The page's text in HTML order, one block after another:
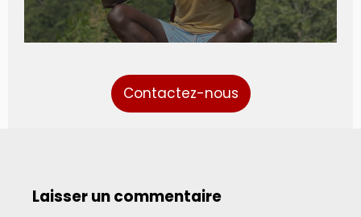
Contactez-nous
Laisser un commentaire